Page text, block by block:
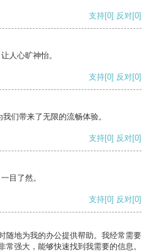
支持[0] 反对[0]
人心旷神怡。
支持[0] 反对[0]
们带来了无限的流畅体验。
支持[0] 反对[0]
目了然。
支持[0] 反对[0]
随地为我的办公提供帮助。我经常需要
常强大，能够快速找到我需要的信息。